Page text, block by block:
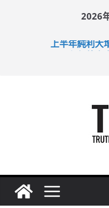
2026
上半年純利大
拜仁熱